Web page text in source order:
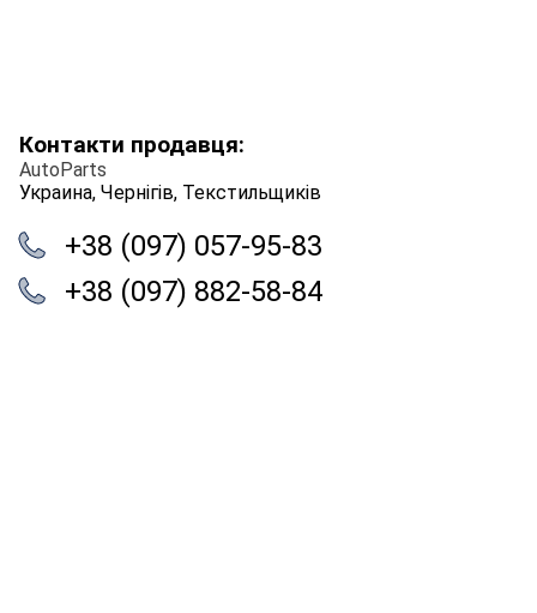
Контакти продавця:
AutoParts
Украина, Чернігів, Текстильщиків
+38 (097) 057-95-83
+38 (097) 882-58-84